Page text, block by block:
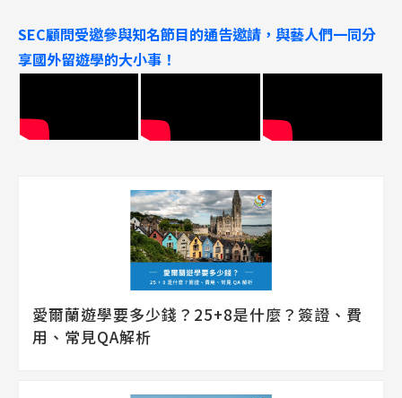
SEC顧問受邀參與知名節目的通告邀請，與藝人們一同分
享國外留遊學的大小事！
愛爾蘭遊學要多少錢？25+8是什麼？簽證、費
用、常見QA解析